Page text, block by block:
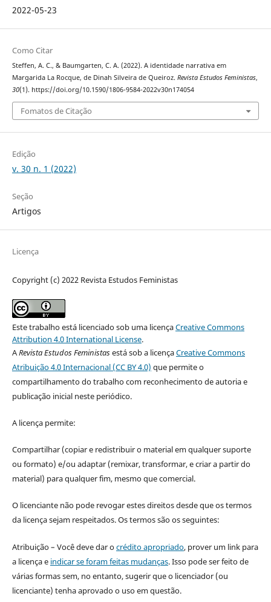
2022-05-23
Como Citar
Steffen, A. C., & Baumgarten, C. A. (2022). A identidade narrativa em
Margarida La Rocque, de Dinah Silveira de Queiroz. Revista Estudos Feministas,
30(1). https://doi.org/10.1590/1806-9584-2022v30n174054
Fomatos de Citação
Edição
v. 30 n. 1 (2022)
Seção
Artigos
Licença
Copyright (c) 2022 Revista Estudos Feministas
Este trabalho está licenciado sob uma licençaCreative Commons
Attribution 4.0 International License.
ARevista Estudos Feministasestá sob a licençaCreative Commons
Atribuição 4.0 Internacional (CC BY 4.0) que permite o
compartilhamento do trabalho com reconhecimento de autoria e
publicação inicial neste periódico.
A licença permite:
Compartilhar (copiar e redistribuir o material em qualquer suporte
ou formato) e/ou adaptar (remixar, transformar, e criar a partir do
material) para qualquer fim, mesmo que comercial.
O licenciante não pode revogar estes direitos desde que os termos
da licença sejam respeitados. Os termos são os seguintes:
Atribuição – Você deve dar ocrédito apropriado, prover um link para
a licença e indicar se foram feitas mudanças. Isso pode ser feito de
várias formas sem, no entanto, sugerir que o licenciador (ou
licenciante) tenha aprovado o uso em questão.